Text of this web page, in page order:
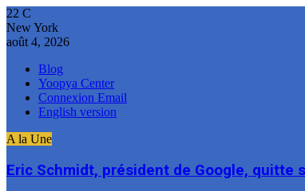
22 C
New York
août 4, 2026
Blog
Yoopya Center
Connexion Email
English version
A la Une
Eric Schmidt, président de Google, quitte